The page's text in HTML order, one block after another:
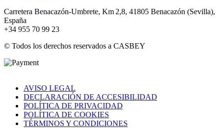
Carretera Benacazón-Umbrete, Km 2,8, 41805 Benacazón (Sevilla),
España
+34 955 70 99 23
© Todos los derechos reservados a CASBEY
AVISO LEGAL
DECLARACIÓN DE ACCESIBILIDAD
POLÍTICA DE PRIVACIDAD
POLÍTICA DE COOKIES
TÉRMINOS Y CONDICIONES